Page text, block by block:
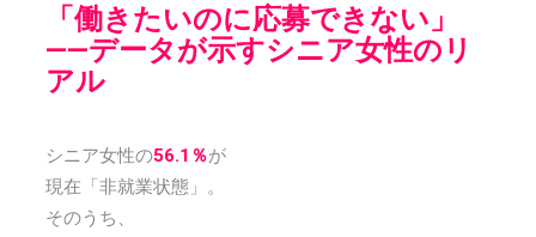
「働きたいのに応募できない」
――データが示すシニア女性のリ
アル
シニア女性の56.1％が
現在「非就業状態」。
そのうち、